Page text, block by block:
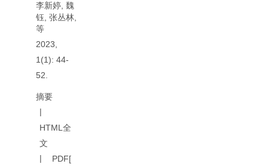
李新婷 魏
钰 张丛林
等
2023,
1(1): 44-
52.
摘要
HTML全
文
PDF[